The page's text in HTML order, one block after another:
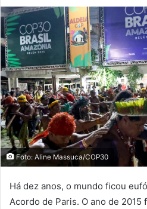
Foto: Aline Massuca/COP30
Há dez anos, o mundo ficou
Acordo de Paris. O ano de